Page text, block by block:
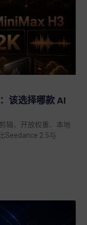
该选择哪款 AI
辑、开放权重、本地
Seedance 2.5与